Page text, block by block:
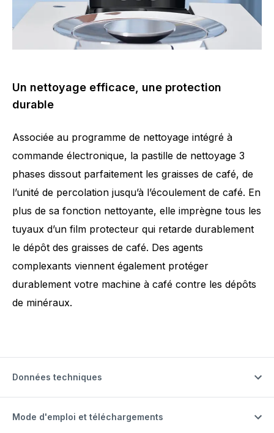
Un nettoyage efficace, une protection
durable
Associée au programme de nettoyage intégré à
commande électronique, la pastille de nettoyage 3
phases dissout parfaitement les graisses de café, de
l’unité de percolation jusqu’à l’écoulement de café. En
plus de sa fonction nettoyante, elle imprègne tous les
tuyaux d’un film protecteur qui retarde durablement
le dépôt des graisses de café. Des agents
complexants viennent également protéger
durablement votre machine à café contre les dépôts
de minéraux.
Données techniques
Mode d'emploi et téléchargements